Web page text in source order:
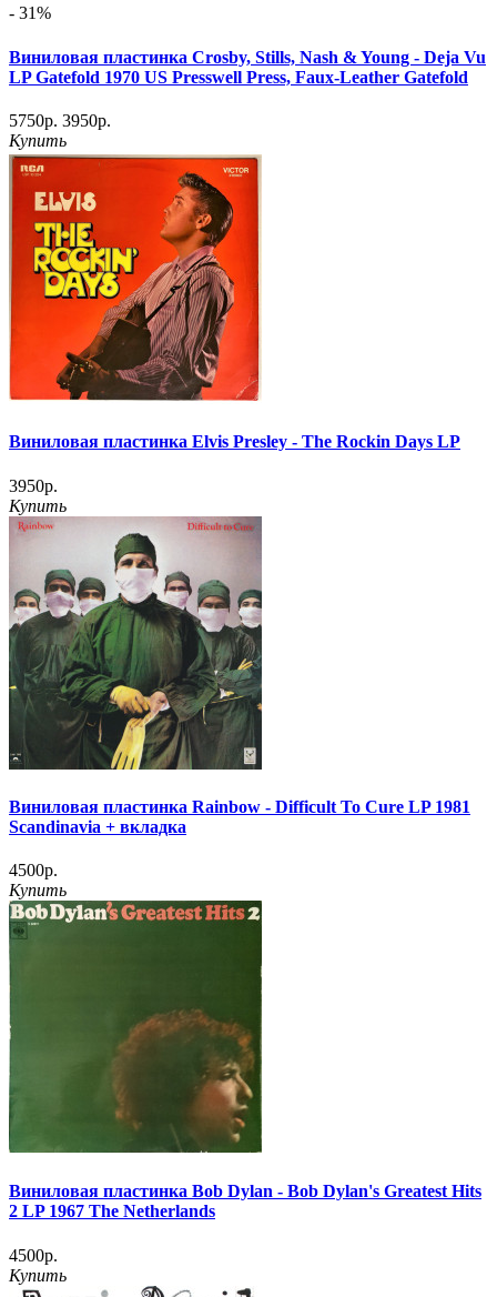
- 31%
Виниловая пластинка Crosby, Stills, Nash & Young ‎- Deja Vu
LP Gatefold 1970 US Presswell Press, Faux-Leather Gatefold
5750р. 3950р.
Купить
Виниловая пластинка Elvis Presley - The Rockin Days LP
3950р.
Купить
Виниловая пластинка Rainbow - Difficult To Cure LP 1981
Scandinavia + вкладка
4500р.
Купить
Виниловая пластинка Bob Dylan - Bob Dylan's Greatest Hits
2 LP 1967 The Netherlands
4500р.
Купить